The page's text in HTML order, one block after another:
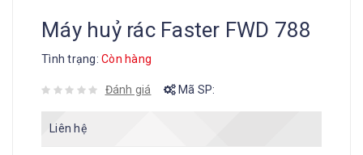
Máy huỷ rác Faster FWD 788
Tình trạng: Còn hàng
Đánh giá Mã SP:
Liên hệ